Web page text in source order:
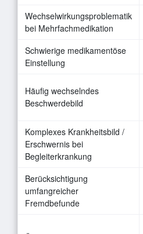
Wechselwirkungsproblematik
bei Mehrfachmedikation
Schwierige medikamentöse
Einstellung
Häufig wechselndes
Beschwerdebild
Komplexes Krankheitsbild /
Erschwernis bei
Begleiterkrankung
Berücksichtigung
umfangreicher
Fremdbefunde